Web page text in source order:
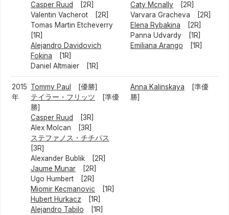
Casper Ruud
[2R]
Valentin Vacherot [2R]
Tomas Martin Etcheverry
[1R]
Alejandro Davidovich
Fokina [1R]
Daniel Altmaier [1R]
Caty Mcnally [2R]
Varvara Gracheva [2R]
Elena Rybakina [2R]
Panna Udvardy [1R]
Emiliana Arango [1R]
2015
年
Tommy Paul
[優勝]
テイラー・フリッツ [準優
勝]
Casper Ruud
[3R]
Alex Molcan [3R]
ステファノス・チチパス
[3R]
Alexander Bublik [2R]
Jaume Munar [2R]
Ugo Humbert [2R]
Miomir Kecmanovic [1R]
Hubert Hurkacz [1R]
Alejandro Tabilo [1R]
Anna Kalinskaya [準優
勝]